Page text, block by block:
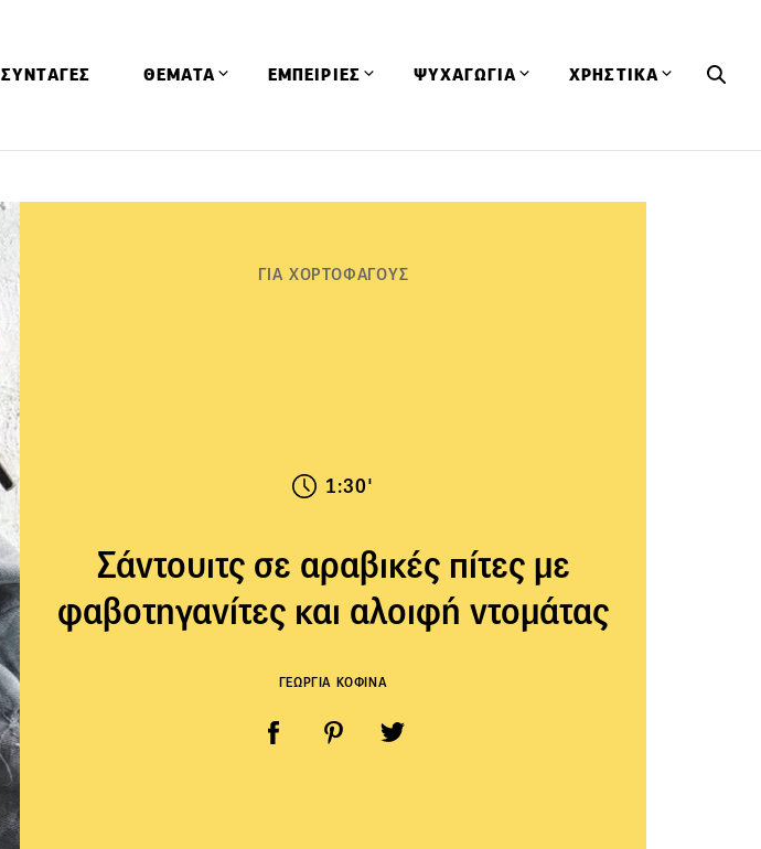
ΣΥΝΤΑΓΕΣ ΘΕΜΑΤΑ ΕΜΠΕΙΡΙΕΣ ΨΥΧΑΓΩΓΙΑ ΧΡΗΣΤΙΚΑ
ΓΙΑ ΧΟΡΤΟΦΑΓΟΥΣ
1:30'
Σάντουιτς σε αραβικές πίτες με
φαβοτηγανίτες και αλοιφή ντομάτας
ΓΕΩΡΓΙΑ ΚΟΦΙΝΑ